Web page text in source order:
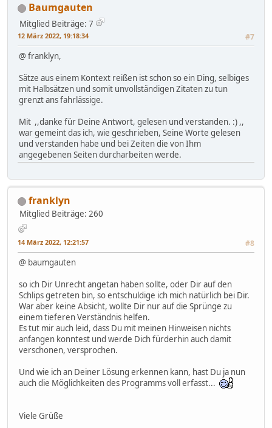
Baumgauten
Mitglied Beiträge: 7
12 März 2022, 19:18:34 #7
@ franklyn,
Sätze aus einem Kontext reißen ist schon so ein Ding, selbiges
mit Halbsätzen und somit unvollständigen Zitaten zu tun
grenzt ans fahrlässige.
Mit ,,danke für Deine Antwort, gelesen und verstanden. :) ,,
war gemeint das ich, wie geschrieben, Seine Worte gelesen
und verstanden habe und bei Zeiten die von Ihm
angegebenen Seiten durcharbeiten werde.
franklyn
Mitglied Beiträge: 260
14 März 2022, 12:21:57 #8
@ baumgauten
so ich Dir Unrecht angetan haben sollte, oder Dir auf den
Schlips getreten bin, so entschuldige ich mich natürlich bei Dir.
War aber keine Absicht, wollte Dir nur auf die Sprünge zu
einem tieferen Verständnis helfen.
Es tut mir auch leid, dass Du mit meinen Hinweisen nichts
anfangen konntest und werde Dich fürderhin auch damit
verschonen, versprochen.
Und wie ich an Deiner Lösung erkennen kann, hast Du ja nun
auch die Möglichkeiten des Programms voll erfasst...
Viele Grüße